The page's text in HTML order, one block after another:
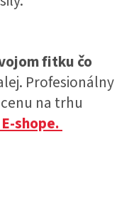
fitku čo
Profesionálny
na trhu
shope.